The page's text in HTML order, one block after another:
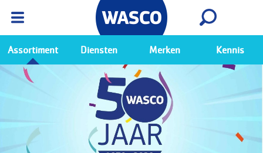
Ga naar de Wasco app
Bekijk
Assortiment Diensten Merken Kennis